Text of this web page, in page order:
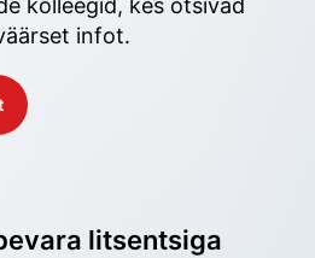
kolleegid, kes otsivad
infot.
litsentsiga